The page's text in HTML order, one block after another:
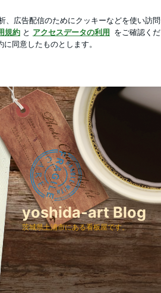
yoshida-art Blog
茨城県土浦市にある看板屋です。